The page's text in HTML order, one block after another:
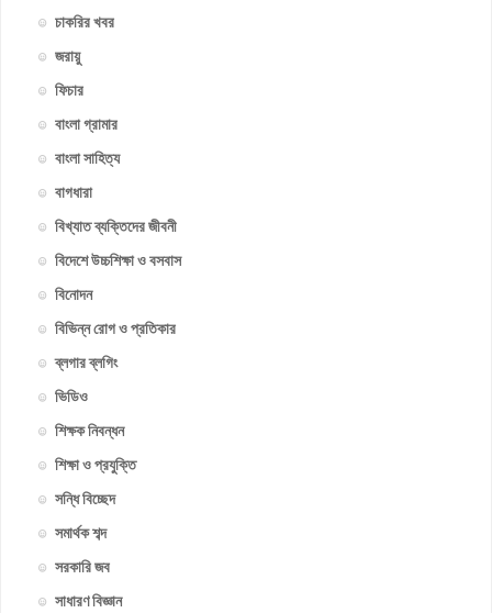
চাকরির খবর
জরায়ু
ফিচার
বাংলা গ্রামার
বাংলা সাহিত্য
বাগধারা
বিখ্যাত ব্যক্তিদের জীবনী
বিদেশে উচ্চশিক্ষা ও বসবাস
বিনোদন
বিভিন্ন রোগ ও প্রতিকার
ব্লগার ব্লগিং
ভিডিও
শিক্ষক নিবন্ধন
শিক্ষা ও প্রযুক্তি
সন্ধি বিচ্ছেদ
সমার্থক শব্দ
সরকারি জব
সাধারণ বিজ্ঞান